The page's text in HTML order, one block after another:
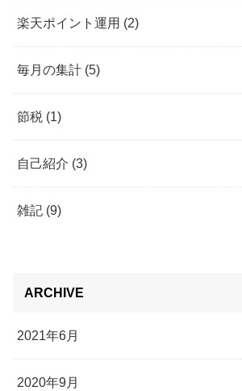
楽天ポイント運用 (2)
毎月の集計 (5)
節税 (1)
自己紹介 (3)
雑記 (9)
ARCHIVE
2021年6月
2020年9月